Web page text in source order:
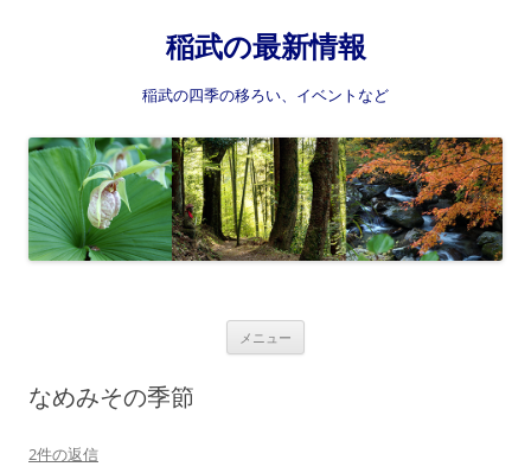
稲武の最新情報
稲武の四季の移ろい、イベントなど
メニュー
なめみその季節
2件の返信